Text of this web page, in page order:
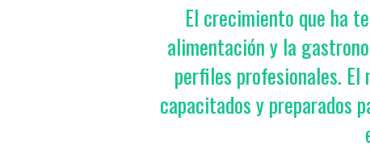
El crecimiento que ha
alimentación y la
perfiles profesionales. El
capacitados y preparados